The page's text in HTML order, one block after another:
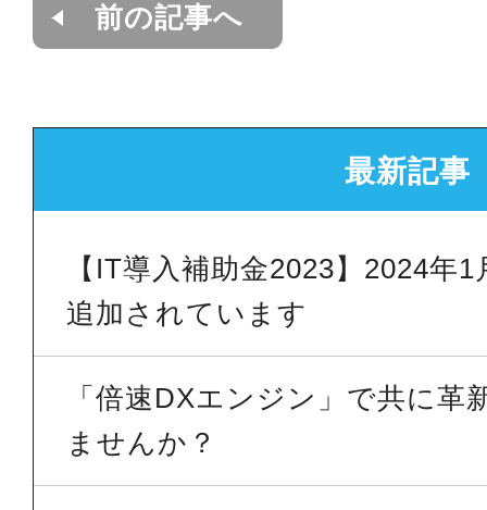
前の記事へ
最新記事
【IT導入補助金2023】2024年
追加されています
「倍速DXエンジン」で共に革
ませんか？